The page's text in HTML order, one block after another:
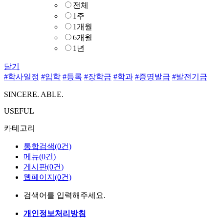
전체
1주
1개월
6개월
1년
닫기
#학사일정 #입학 #등록 #장학금 #학과 #증명발급 #발전기금
SINCERE. ABLE.
USEFUL
카테고리
통합검색(0건)
메뉴(0건)
게시판(0건)
웹페이지(0건)
검색어를 입력해주세요.
개인정보처리방침